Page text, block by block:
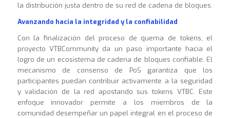
la distribución justa dentro de su red de cadena de bloques.
Avanzando hacia la integridad y la confiabilidad
Con la finalización del proceso de quema de tokens, el
proyecto VTBCommunity da un paso importante hacia el
logro de un ecosistema de cadena de bloques confiable. El
mecanismo de consenso de PoS garantiza que los
participantes puedan contribuir activamente a la seguridad
y validación de la red apostando sus tokens VTBC. Este
enfoque innovador permite a los miembros de la
comunidad desempeñar un papel integral en el proceso de